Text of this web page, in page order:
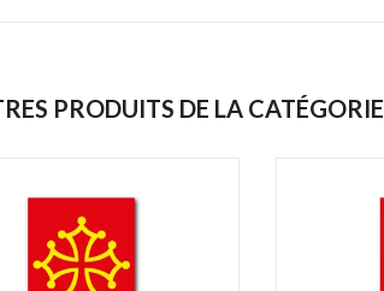
PRODUITS DE LA CATÉGORIE